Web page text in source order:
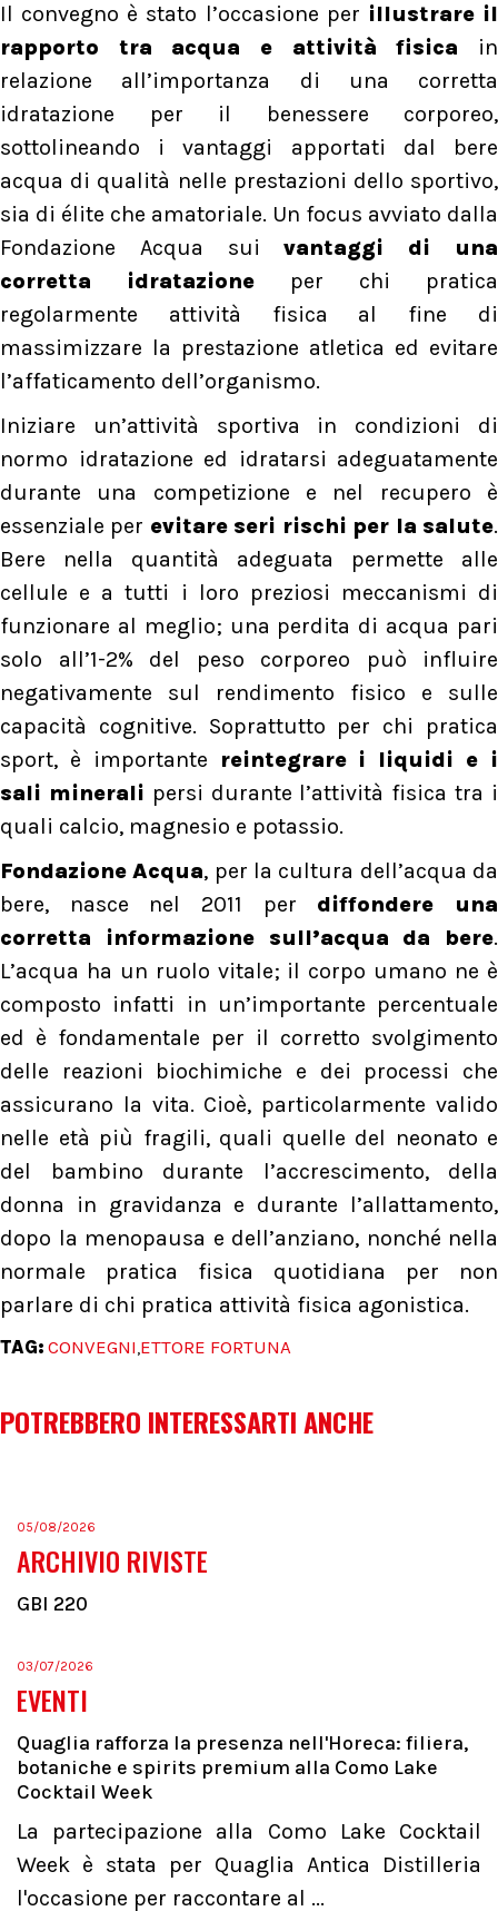
Il convegno è stato l’occasione per illustrare il
rapporto tra acqua e attività fisica in
relazione all’importanza di una corretta
idratazione per il benessere corporeo,
sottolineando i vantaggi apportati dal bere
acqua di qualità nelle prestazioni dello sportivo,
sia di élite che amatoriale. Un focus avviato dalla
Fondazione Acqua suivantaggi di una
corretta idratazione per chi pratica
regolarmente attività fisica al fine di
massimizzare la prestazione atletica ed evitare
l’affaticamento dell’organismo.
Iniziare un’attività sportiva in condizioni di
normo idratazione ed idratarsi adeguatamente
durante una competizione e nel recupero è
essenziale per evitare seri rischi per la salute.
Bere nella quantità adeguata permette alle
cellule e a tutti i loro preziosi meccanismi di
funzionare al meglio; una perdita di acqua pari
solo all’1-2% del peso corporeo può influire
negativamente sul rendimento fisico e sulle
capacità cognitive. Soprattutto per chi pratica
sport, è importante
reintegrare i liquidi e i
sali minerali persi durante l’attività fisica tra i
quali calcio, magnesio e potassio.
Fondazione Acqua, per la cultura dell’acqua da
bere, nasce nel 2011 per diffondere una
corretta informazione sull’acqua da bere.
L’acqua ha un ruolo vitale; il corpo umano ne è
composto infatti in un’importante percentuale
ed è fondamentale per il corretto svolgimento
delle reazioni biochimiche e dei processi che
assicurano la vita. Cioè, particolarmente valido
nelle età più fragili, quali quelle del neonato e
del bambino durante l’accrescimento, della
donna in gravidanza e durante l’allattamento,
dopo la menopausa e dell’anziano, nonché nella
normale pratica fisica quotidiana per non
parlare di chi pratica attività fisica agonistica.
TAG: CONVEGNI,ETTORE FORTUNA
POTREBBERO INTERESSARTI ANCHE
05/08/2026
ARCHIVIO RIVISTE
GBI 220
03/07/2026
EVENTI
Quaglia rafforza la presenza nell'Horeca: filiera,
botaniche e spirits premium alla Como Lake
Cocktail Week
La partecipazione alla Como Lake Cocktail
Week è stata per Quaglia Antica Distilleria
l'occasione per raccontare al ...